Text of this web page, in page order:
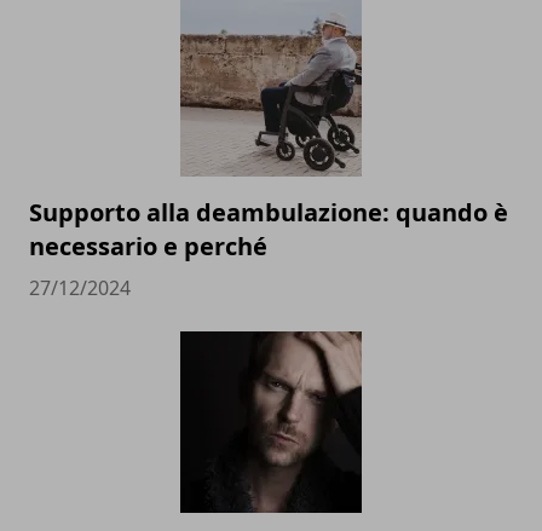
Supporto alla deambulazione: quando è
necessario e perché
27/12/2024